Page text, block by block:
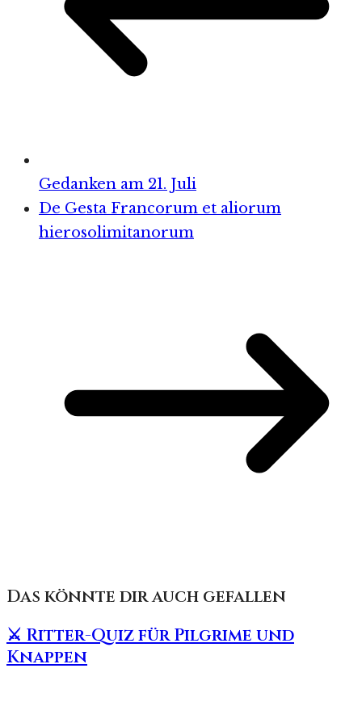
Gedanken am 21. Juli
De Gesta Francorum et aliorum
hierosolimitanorum
Das könnte dir auch gefallen
⚔️ Ritter-Quiz für Pilgrime und
Knappen